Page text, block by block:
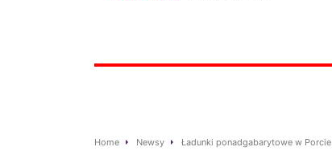
Home Newsy Ładunki ponadgabarytowe w